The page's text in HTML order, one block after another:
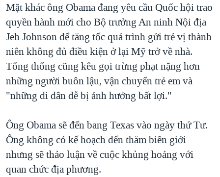
Mặt khác ông Obama đang yêu cầu Quốc hội trao
quyền hành mới cho Bộ trưởng An ninh Nội địa
Jeh Johnson để tăng tốc quá trình gửi trẻ vị thành
niên không đủ điều kiện ở lại Mỹ trở về nhà.
Tổng thống cũng kêu gọi trừng phạt nặng hơn
những người buôn lậu, vận chuyển trẻ em và
"những di dân dễ bị ảnh hưởng bất lợi."
Ông Obama sẽ đến bang Texas vào ngày thứ Tư.
Ông không có kế hoạch đến thăm biên giới
nhưng sẽ thảo luận về cuộc khủng hoảng với
quan chức địa phương.